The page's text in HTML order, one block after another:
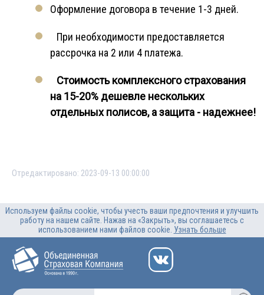
Оформление договора в течение 1-3 дней.
При необходимости предоставляется
рассрочка на 2 или 4 платежа.
Стоимость комплексного страхования
на 15-20% дешевле нескольких
отдельных полисов, а защита - надежнее!
Отредактировано: 2023-09-13 00:00:00
Используем файлы cookie, чтобы учесть ваши предпочтения и улучшить
работу на нашем сайте. Нажав на «Закрыть», вы соглашаетесь с
использованием нами файлов cookie. Узнать больше